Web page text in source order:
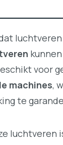
voor
machines,
te
luchtveren